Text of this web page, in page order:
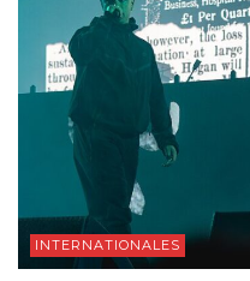
INTERNATIONALES